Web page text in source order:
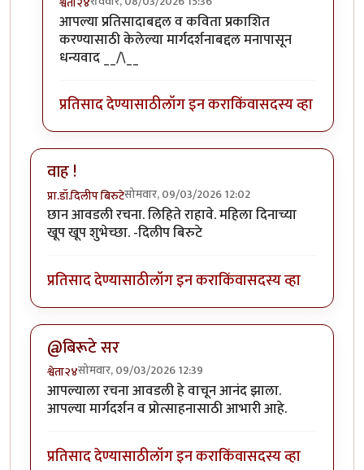
In reply toपरिस्थितीला भेदून आशावादी आणि
आपल्या प्रतिसादाबद्दल व कविता प्रकाशित
करण्यासाठी केलेल्या मार्गदर्शनाबद्दल मनापासून
धन्यवाद __/\__
प्रतिसाद देण्यासाठीलॉग इन कराकिंवासदस्य व्हा
वाह !
प्रा.डॉ.दिलीप बिरुटेसोमवार, 09/03/2026 12:02
छान आवडली रचना. लिहिते राहावे. महिला दिनाच्या
खूप खूप शुभेच्छा. -दिलीप बिरुटे
प्रतिसाद देण्यासाठीलॉग इन कराकिंवासदस्य व्हा
@बिरूटे सर
श्वेता२४सोमवार, 09/03/2026 12:39
आपल्याला रचना आवडली हे वाचून आनंद झाला.
आपल्या मार्गदर्शन व प्रोत्साहनासाठी आभारी आहे.
प्रतिसाद देण्यासाठीलॉग इन कराकिंवासदस्य व्हा